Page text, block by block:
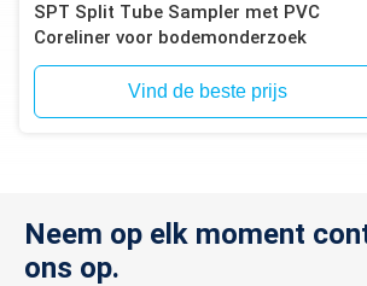
SPT Split Tube Sampler met PVC
Coreliner voor bodemonderzoek
Vind de beste prijs
Neem op elk moment
ons op.